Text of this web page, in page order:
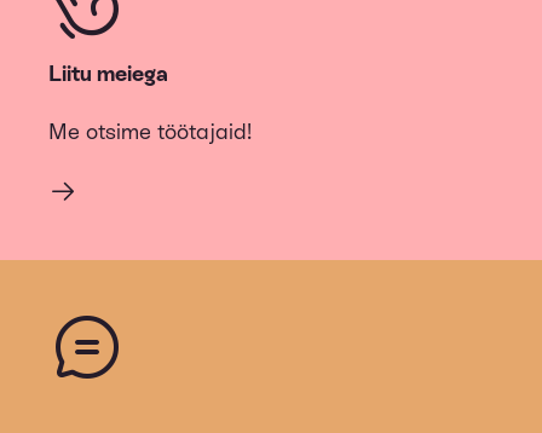
Liitu meiega
Me otsime töötajaid!